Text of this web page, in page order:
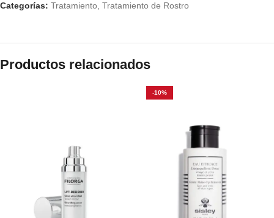
Categorías: Tratamiento Tratamiento de Rostro
Productos relacionados
-10%